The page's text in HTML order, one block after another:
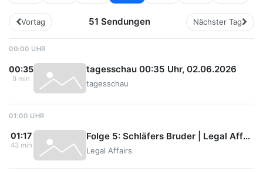
Vortag 51 Sendungen Nächster Tag
00:00 UHR
00:35
9 min
tagesschau 00:35 Uhr, 02.06.2026
tagesschau
01:00 UHR
01:17
43 min
Folge 5: Schläfers Bruder | Legal Affairs (S01/E05)
Legal Affairs